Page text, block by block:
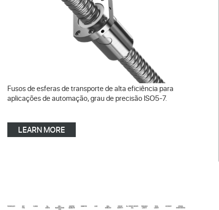
Fusos de esferas de transporte de alta eficiência para
aplicações de automação, grau de precisão ISO5-7.
LEARN MORE